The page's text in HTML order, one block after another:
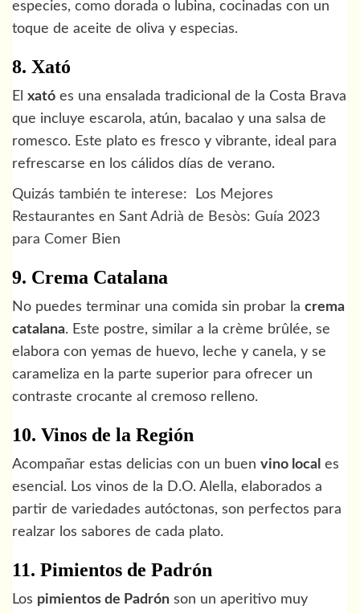
especies, como dorada o lubina, cocinadas con un
toque de aceite de oliva y especias.
8. Xató
El xató es una ensalada tradicional de la Costa Brava
que incluye escarola, atún, bacalao y una salsa de
romesco. Este plato es fresco y vibrante, ideal para
refrescarse en los cálidos días de verano.
Quizás también te interese:
Los Mejores
Restaurantes en Sant Adrià de Besòs: Guía 2023
para Comer Bien
9. Crema Catalana
No puedes terminar una comida sin probar la crema
catalana. Este postre, similar a la crème brûlée, se
elabora con yemas de huevo, leche y canela, y se
carameliza en la parte superior para ofrecer un
contraste crocante al cremoso relleno.
10. Vinos de la Región
Acompañar estas delicias con un buen vino local es
esencial. Los vinos de la D.O. Alella, elaborados a
partir de variedades autóctonas, son perfectos para
realzar los sabores de cada plato.
11. Pimientos de Padrón
Los pimientos de Padrón son un aperitivo muy